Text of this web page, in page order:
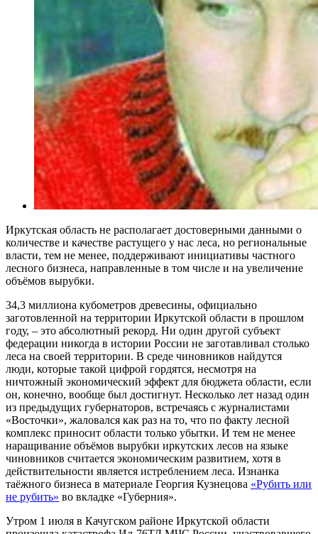
Иркутская область не располагает достоверными данными о
количестве и качестве растущего у нас леса, но региональные
власти, тем не менее, поддерживают инициативы частного
лесного бизнеса, направленные в том числе и на увеличение
объёмов вырубки.
34,3 миллиона кубометров древесины, официально
заготовленной на территории Иркутской области в прошлом
году, – это абсолютный рекорд. Ни один другой субъект
федерации никогда в истории России не заготавливал столько
леса на своей территории. В среде чиновников найдутся
люди, которые такой цифрой гордятся, несмотря на
ничтожный экономический эффект для бюджета области, если
он, конечно, вообще был достигнут. Несколько лет назад один
из предыдущих губернаторов, встречаясь с журналистами
«Восточки», жаловался как раз на то, что по факту лесной
комплекс приносит области только убытки. И тем не менее
наращивание объёмов вырубки иркутских лесов на языке
чиновников считается экономическим развитием, хотя в
действительности является истреблением леса. Изнанка
таёжного бизнеса в материале Георгия Кузнецова «Рубить или
не рубить» во вкладке «Губерния».
Утром 1 июля в Качугском районе Иркутской области